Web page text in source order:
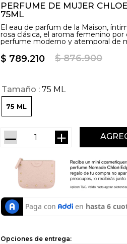
PERFUME DE MUJER
75ML
El eau de parfum de la Maison,
rosa clásica, el aroma femenino por
perfume moderno y atemporal de
$ 789.210 $ 876.900
Tamaño 75 ML
75 ML
＋
－
Opciones de entrega: